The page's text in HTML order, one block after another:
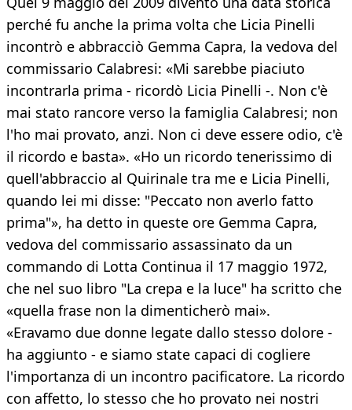
perché fu anche la prima volta che Licia Pinelli
incontrò e abbracciò Gemma Capra, la vedova del
commissario Calabresi: «Mi sarebbe piaciuto
incontrarla prima - ricordò Licia Pinelli -. Non c'è
mai stato rancore verso la famiglia Calabresi; non
l'ho mai provato, anzi. Non ci deve essere odio, c'è
il ricordo e basta». «Ho un ricordo tenerissimo di
quell'abbraccio al Quirinale tra me e Licia Pinelli,
quando lei mi disse: "Peccato non averlo fatto
prima"», ha detto in queste ore Gemma Capra,
vedova del commissario assassinato da un
commando di Lotta Continua il 17 maggio 1972,
che nel suo libro "La crepa e la luce" ha scritto che
«quella frase non la dimenticherò mai».
«Eravamo due donne legate dallo stesso dolore -
ha aggiunto - e siamo state capaci di cogliere
l'importanza di un incontro pacificatore. La ricordo
con affetto, lo stesso che ho provato nei nostri